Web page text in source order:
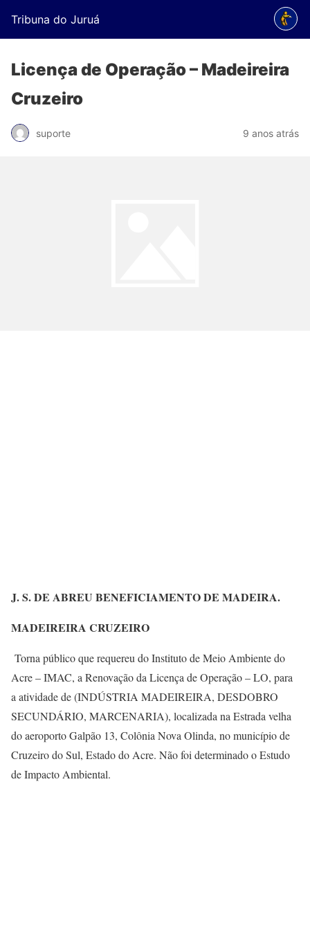
Tribuna do Juruá
Licença de Operação – Madeireira
Cruzeiro
suporte 9 anos atrás
J. S. DE ABREU BENEFICIAMENTO DE MADEIRA.
MADEIREIRA CRUZEIRO
Torna público que requereu do Instituto de Meio Ambiente do
Acre – IMAC, a Renovação da Licença de Operação – LO, para
a atividade de (INDÚSTRIA MADEIREIRA, DESDOBRO
SECUNDÁRIO, MARCENARIA), localizada na Estrada velha
do aeroporto Galpão 13, Colônia Nova Olinda, no município de
Cruzeiro do Sul, Estado do Acre. Não foi determinado o Estudo
de Impacto Ambiental.